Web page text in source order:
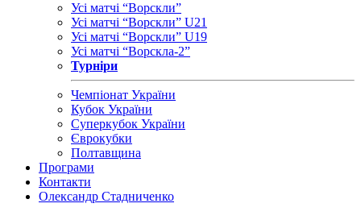
Усі матчі “Ворскли”
Усі матчі “Ворскли” U21
Усі матчі “Ворскли” U19
Усі матчі “Ворскла-2”
Турніри
Чемпіонат України
Кубок України
Суперкубок України
Єврокубки
Полтавщина
Програми
Контакти
Олександр Стадниченко